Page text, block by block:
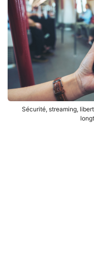
Sécurité, streaming,